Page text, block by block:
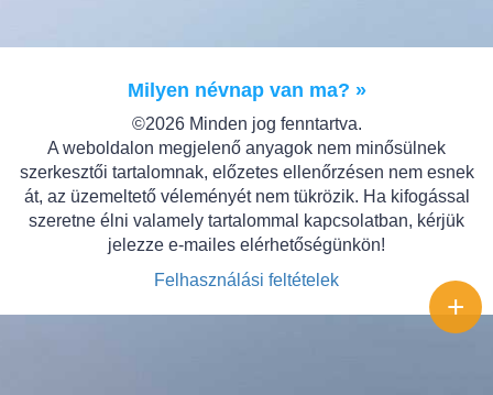
Milyen névnap van ma? »
©2026 Minden jog fenntartva.
A weboldalon megjelenő anyagok nem minősülnek
szerkesztői tartalomnak, előzetes ellenőrzésen nem esnek
át, az üzemeltető véleményét nem tükrözik. Ha kifogással
szeretne élni valamely tartalommal kapcsolatban, kérjük
jelezze e-mailes elérhetőségünkön!
Felhasználási feltételek
+